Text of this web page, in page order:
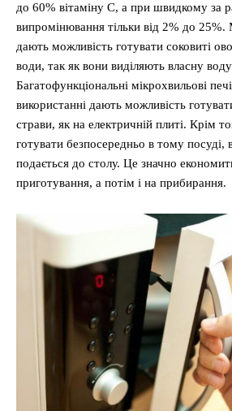
до 60% вітаміну С, а при швидкому за
випромінювання тільки від 2% до 25%.
дають можливість готувати соковиті
води, так як вони виділяють власну воду
Багатофункціональні мікрохвильові
використанні дають можливість
страви, як на електричній плиті. Крім
готувати безпосередньо в тому посуді,
подається до столу. Це значно
приготування, а потім і на прибирання.